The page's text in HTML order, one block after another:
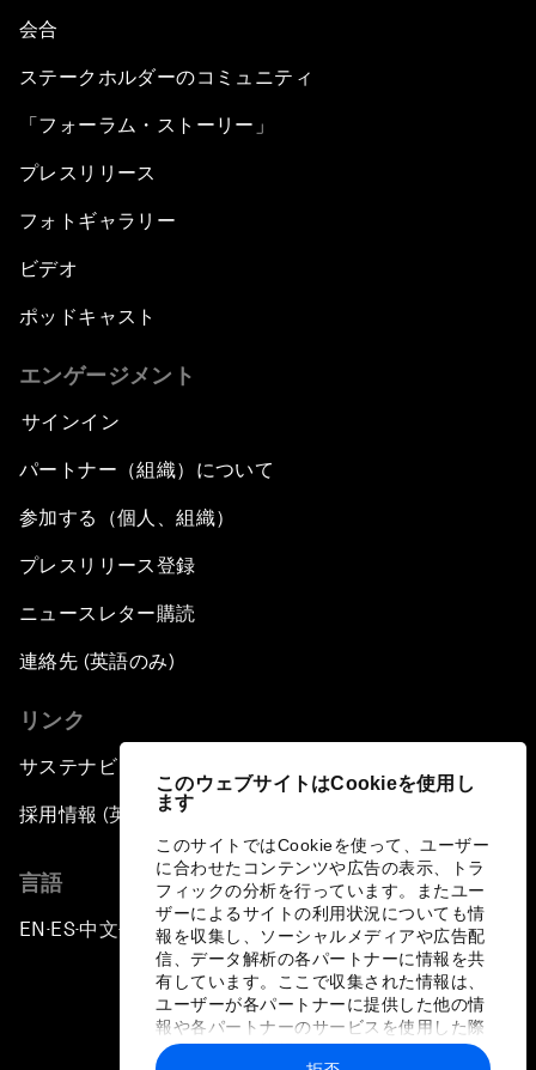
このウェブサイトはCookieを使用し
ます
このサイトではCookieを使って、ユーザー
に合わせたコンテンツや広告の表示、トラ
フィックの分析を行っています。またユー
ザーによるサイトの利用状況についても情
報を収集し、ソーシャルメディアや広告配
信、データ解析の各パートナーに情報を共
有しています。ここで収集された情報は、
ユーザーが各パートナーに提供した他の情
報や各パートナーのサービスを使用した際
に収集された情報と組み合わされ、各パー
会合
ステークホルダーのコミュニティ
「フォーラム・ストーリー」
プレスリリース
フォトギャラリー
ビデオ
ポッドキャスト
エンゲージメント
サインイン
パートナー（組織）について
参加する（個人、組織）
プレスリリース登録
ニュースレター購読
連絡先 (英語のみ)
リンク
サステナビリティへの取り組み
採用情報 (英語のみ)
言語
EN ▪ ES▪中文▪ 日本語